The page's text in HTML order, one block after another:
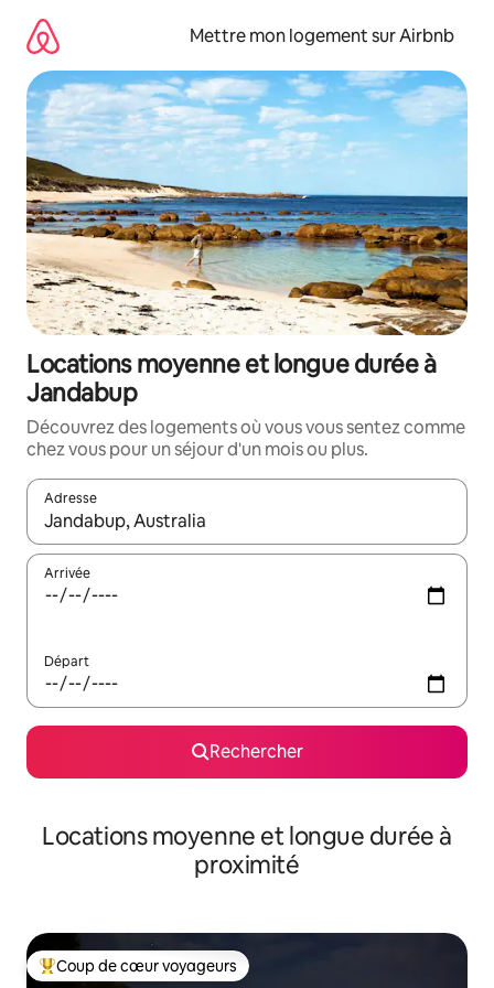
directement
contenu
Mettre mon logement sur Airbnb
Locations moyenne et longue durée à
Jandabup
Découvrez des logements où vous vous sentez comme
chez vous pour un séjour d'un mois ou plus.
Adresse
Lorsque les résultats s'affichent, utilisez les flèches vers le
Arrivée
Départ
Rechercher
Locations moyenne et longue durée à
proximité
Coups de cœur voyageurs les plus appréciés
Coup de cœur voyageurs